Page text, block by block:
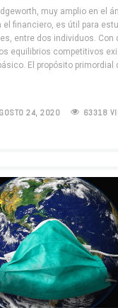
muy amplio en el
financiero, es útil para
entre dos individuos. Con
equilibrios competitivos
El propósito primordial
24, 2020 63318